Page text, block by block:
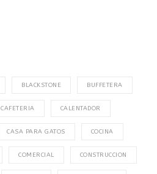
BLACKSTONE BUFFETERA
CAFETERIA CALENTADOR
CASA PARA GATOS COCINA
COMERCIAL CONSTRUCCION